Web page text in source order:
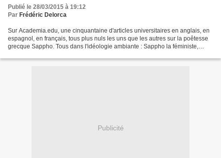
Publié le 28/03/2015 à 19:12
Par Frédéric Delorca
Sur Academia.edu, une cinquantaine d'articles universitaires en anglais, en
espagnol, en français, tous plus nuls les uns que les autres sur la poêtesse
grecque Sappho. Tous dans l'idéologie ambiante : Sappho la féministe,
Publicité